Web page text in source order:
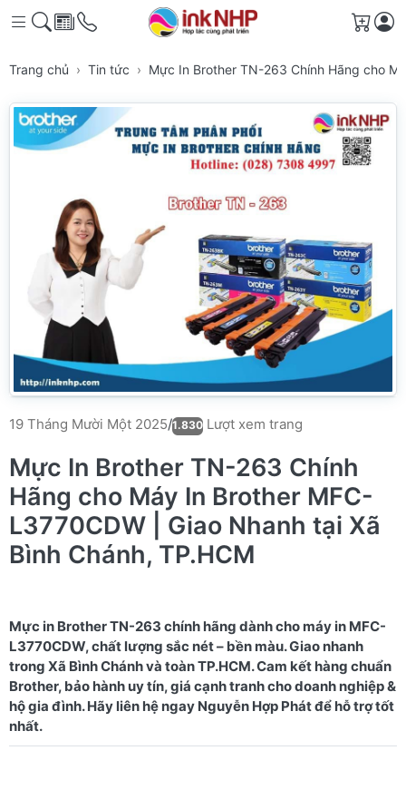
Giỏ
Trang chủ Tin tức Mực In Brother TN-263 Chính Hãng cho
19 Tháng Mười Một 2025/1.830 Lượt xem trang
Mực In Brother TN-263 Chính
Hãng cho Máy In Brother MFC-
L3770CDW | Giao Nhanh tại Xã
Bình Chánh, TP.HCM
Mực in Brother TN-263 chính hãng dành cho máy in MFC-
L3770CDW, chất lượng sắc nét – bền màu. Giao nhanh
trong Xã Bình Chánh và toàn TP.HCM. Cam kết hàng chuẩn
Brother, bảo hành uy tín, giá cạnh tranh cho doanh nghiệp &
hộ gia đình. Hãy liên hệ ngay Nguyễn Hợp Phát để hỗ trợ tốt